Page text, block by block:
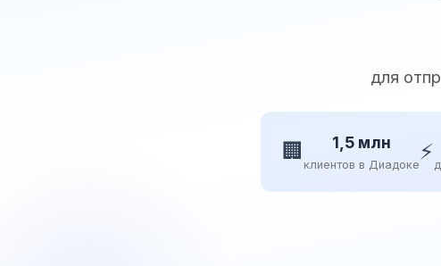
для
🏢 1,5 млн
клиентов в Диадоке⚡